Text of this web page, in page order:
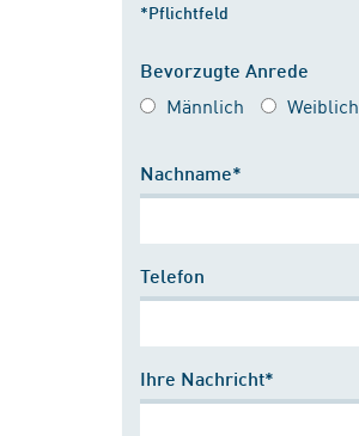
*Pflichtfeld
Bevorzugte Anrede
Männlich Weiblich
Nachname*
Telefon
Ihre Nachricht*